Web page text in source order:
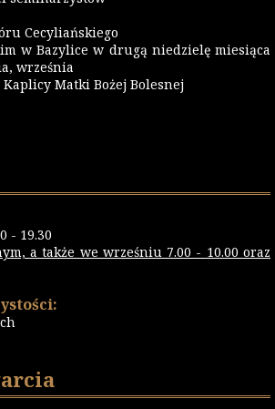
Cecyliańskiego
w Bazylice w drugą niedzielę miesiąca
września
Kaplicy Matki Bożej Bolesnej
- 19.30
a także we wrześniu 7.00 - 10.00 oraz